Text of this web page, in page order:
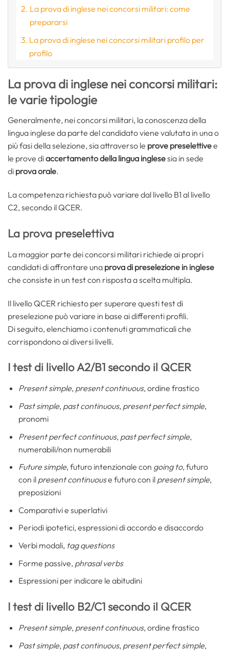
La prova di inglese nei concorsi militari: come
prepararsi
La prova di inglese nei concorsi militari profilo per
profilo
La prova di inglese nei concorsi militari:
le varie tipologie
Generalmente, nei concorsi militari, la conoscenza della
lingua inglese da parte del candidato viene valutata in una o
più fasi della selezione, sia attraverso le prove preselettivee
le prove diaccertamento della lingua inglesesia in sede
di prova orale.
La competenza richiesta può variare dal livello B1 al livello
C2, secondo il QCER.
La prova preselettiva
La maggior parte dei concorsi militari richiede ai propri
candidati di affrontare una prova di preselezione in inglese
che consiste in un test con risposta a scelta multipla.
Il livello QCER richiesto per superare questi test di
preselezione può variare in base ai differenti profili.
Di seguito, elenchiamo i contenuti grammaticali che
corrispondono ai diversi livelli.
I test di livello A2/B1 secondo il QCER
Present simple, present continuous, ordine frastico
Past simple, past continuous, present perfect simple,
pronomi
Present perfect continuous, past perfect simple,
numerabili/non numerabili
Future simple, futuro intenzionale con going to, futuro
con il present continuouse futuro con il present simple,
preposizioni
Comparativi e superlativi
Periodi ipotetici, espressioni di accordo e disaccordo
Verbi modali, tag questions
Forme passive, phrasal verbs
Espressioni per indicare le abitudini
I test di livello B2/C1 secondo il QCER
Present simple, present continuous, ordine frastico
Past simple, past continuous, present perfect simple,